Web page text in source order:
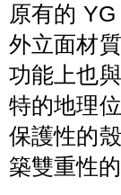
原有的
外立面材
功能上也
特的地理
保護性的
築雙重性